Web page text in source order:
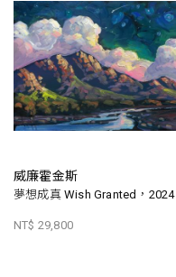
威廉霍金斯
夢想成真 Wish Granted，2024
NT$ 29,800